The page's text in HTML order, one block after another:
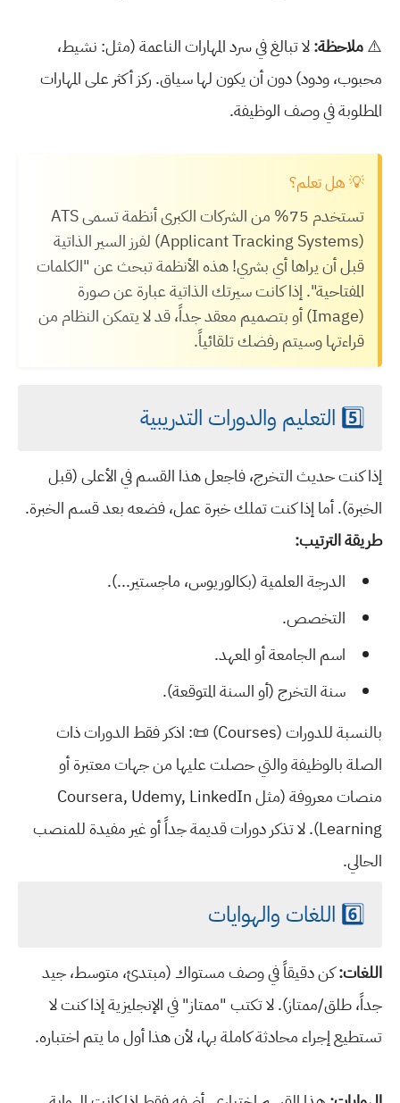
⚠️ملاحظة:لا تبالغ في سرد المهارات الناعمة (مثل: نشيط،
محبوب، ودود) دون أن يكون لها سياق. ركز أكثر على المهارات
المطلوبة في وصف الوظيفة.
💡 هل تعلم؟
تستخدم 75% من الشركات الكبرى أنظمة تسمى ATS
(Applicant Tracking Systems) لفرز السير الذاتية
قبل أن يراها أي بشري! هذه الأنظمة تبحث عن "الكلمات
المفتاحية". إذا كانت سيرتك الذاتية عبارة عن صورة
(Image) أو بتصميم معقد جداً، قد لا يتمكن النظام من
قراءتها وسيتم رفضك تلقائياً.
5️⃣ التعليم والدورات التدريبية
إذا كنت حديث التخرج، فاجعل هذا القسم في الأعلى (قبل
الخبرة). أما إذا كنت تملك خبرة عمل، فضعه بعد قسم الخبرة.
طريقة الترتيب:
الدرجة العلمية (بكالوريوس، ماجستير...).
التخصص.
اسم الجامعة أو المعهد.
سنة التخرج (أو السنة المتوقعة).
بالنسبة للدورات (Courses) 📜: اذكر فقط الدورات ذات
الصلة بالوظيفة والتي حصلت عليها من جهات معتبرة أو
منصات معروفة (مثل Coursera, Udemy, LinkedIn
Learning). لا تذكر دورات قديمة جداً أو غير مفيدة للمنصب
الحالي.
6️⃣ اللغات والهوايات
اللغات:كن دقيقاً في وصف مستواك (مبتدئ، متوسط، جيد
جداً، طلق/ممتاز). لا تكتب "ممتاز" في الإنجليزية إذا كنت لا
تستطيع إجراء محادثة كاملة بها، لأن هذا أول ما يتم اختباره.